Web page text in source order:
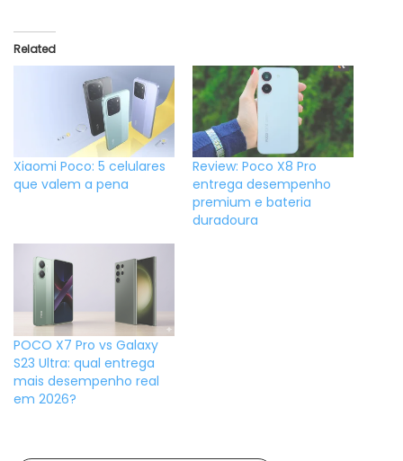
Related
Xiaomi Poco: 5 celulares
que valem a pena
Review: Poco X8 Pro
entrega desempenho
premium e bateria
duradoura
POCO X7 Pro vs Galaxy
S23 Ultra: qual entrega
mais desempenho real
em 2026?